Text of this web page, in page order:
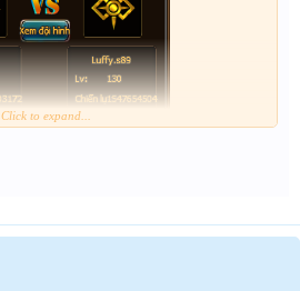
Click to expand...